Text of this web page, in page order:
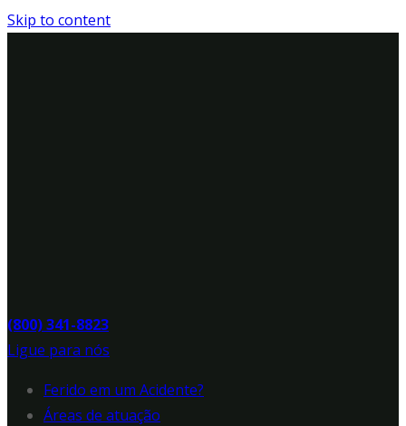
Skip to content
(800) 341-8823
Ligue para nós
Ferido em um Acidente?
Áreas de atuação